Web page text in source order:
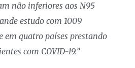
não inferiores aos N95
estudo com 1009
em quatro países prestando
com COVID-19.”